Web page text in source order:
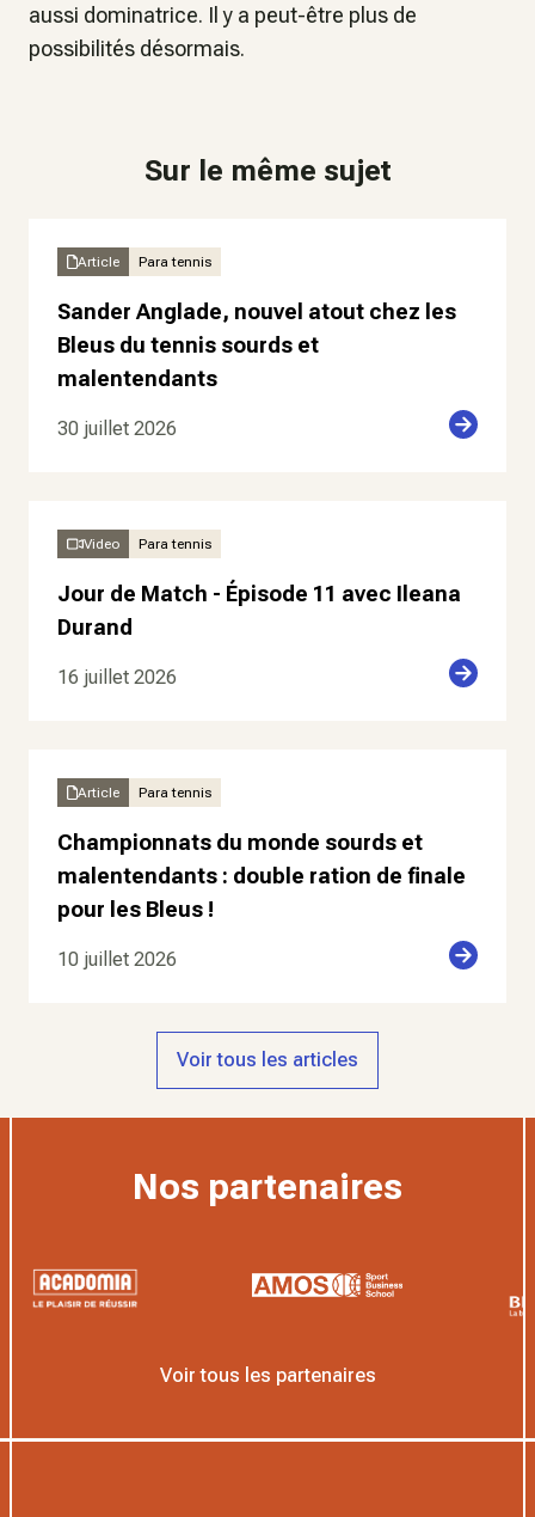
aussi dominatrice. Il y a peut-être plus de
possibilités désormais.
Sur le même sujet
Article Para tennis
Sander Anglade, nouvel atout chez les
Bleus du tennis sourds et
malentendants
30 juillet 2026
Video Para tennis
Jour de Match - Épisode 11 avec Ileana
Durand
16 juillet 2026
Article Para tennis
Championnats du monde sourds et
malentendants : double ration de finale
pour les Bleus !
10 juillet 2026
Voir tous les articles
Nos partenaires
Voir tous les partenaires